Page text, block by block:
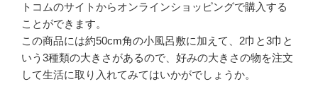
トコムのサイトからオンラインショッピングで購入する
ことができます。
この商品には約50cm角の小風呂敷に加えて、2巾と3巾と
いう3種類の大きさがあるので、好みの大きさの物を注文
して生活に取り入れてみてはいかがでしょうか。